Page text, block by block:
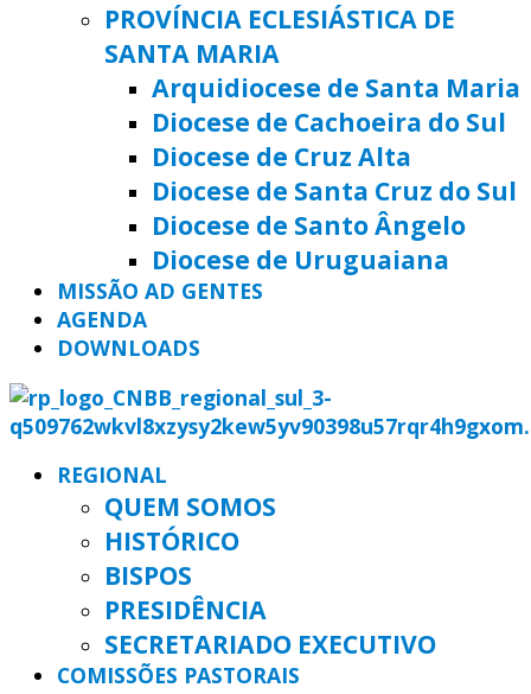
PROVÍNCIA ECLESIÁSTICA DE
SANTA MARIA
Arquidiocese de Santa Maria
Diocese de Cachoeira do Sul
Diocese de Cruz Alta
Diocese de Santa Cruz do Sul
Diocese de Santo Ângelo
Diocese de Uruguaiana
MISSÃO AD GENTES
AGENDA
DOWNLOADS
REGIONAL
QUEM SOMOS
HISTÓRICO
BISPOS
PRESIDÊNCIA
SECRETARIADO EXECUTIVO
COMISSÕES PASTORAIS